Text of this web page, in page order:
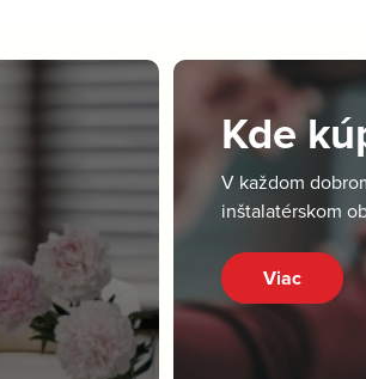
Kde
V každom
inštalatérskom
Viac